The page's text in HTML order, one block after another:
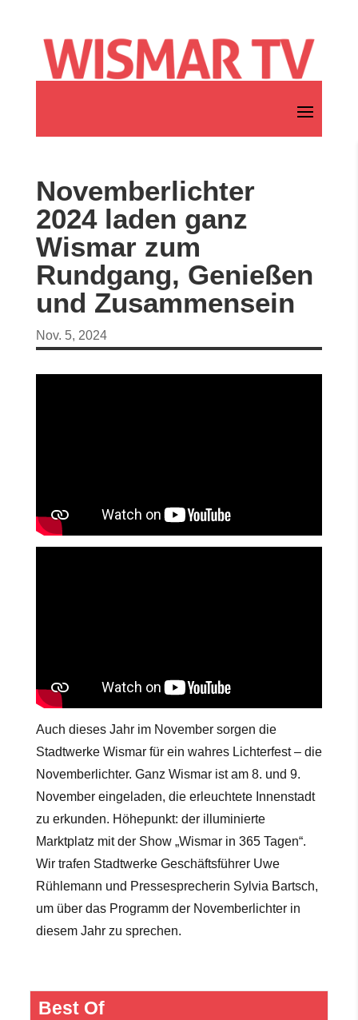
Novemberlichter
2024 laden ganz
Wismar zum
Rundgang, Genießen
und Zusammensein
Nov. 5, 2024
Auch dieses Jahr im November sorgen die
Stadtwerke Wismar für ein wahres Lichterfest – die
Novemberlichter. Ganz Wismar ist am 8. und 9.
November eingeladen, die erleuchtete Innenstadt
zu erkunden. Höhepunkt: der illuminierte
Marktplatz mit der Show „Wismar in 365 Tagen“.
Wir trafen Stadtwerke Geschäftsführer Uwe
Rühlemann und Pressesprecherin Sylvia Bartsch,
um über das Programm der Novemberlichter in
diesem Jahr zu sprechen.
Best Of